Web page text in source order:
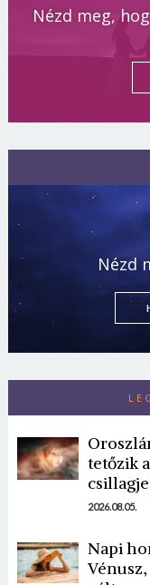
Nézd meg,
Nézd
tetőzik
2026.08.05.
Napi